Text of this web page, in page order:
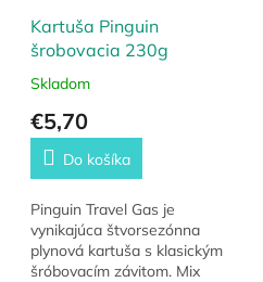
Kartuša Pinguin
šrobovacia 230g
Skladom
€5,70
Do košíka
Pinguin Travel Gas je
vynikajúca štvorsezónna
plynová kartuša s klasickým
šróbovacím závitom. Mix